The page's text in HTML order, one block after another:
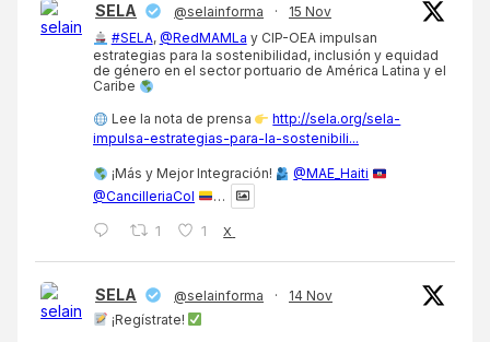
SELA @selainforma ·
15 Nov
#SELA, @RedMAMLa y CIP-OEA impulsan
estrategias para la sostenibilidad, inclusión y equidad
de género en el sector portuario de América Latina y el
Caribe
Lee la nota de prensa
http://sela.org/sela-
impulsa-estrategias-para-la-sostenibili...
¡Más y Mejor Integración!
@MAE_Haiti
@CancilleriaCol
…
1 1 X
SELA @selainforma ·
14 Nov
¡Regístrate!